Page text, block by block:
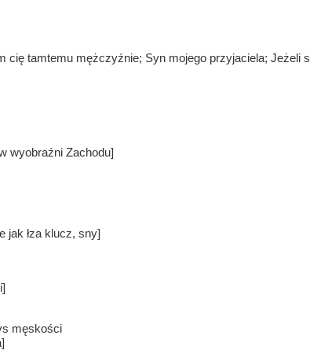
cię tamtemu mężczyźnie; Syn mojego przyjaciela; Jeżeli
wyobraźni Zachodu]
jak łza klucz, sny]
męskości